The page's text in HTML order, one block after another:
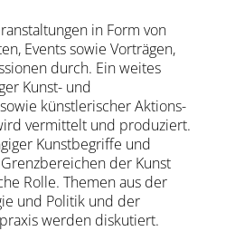
Automobil
Feste & Highlights
in Form von
Events sowie Vorträgen,
durch. Ein weites
Kunst- und
künstlerischer Aktions-
vermittelt und produziert.
Kunstbegriffe und
der Kunst
Rolle. Themen aus der
und Politik und der
werden diskutiert.